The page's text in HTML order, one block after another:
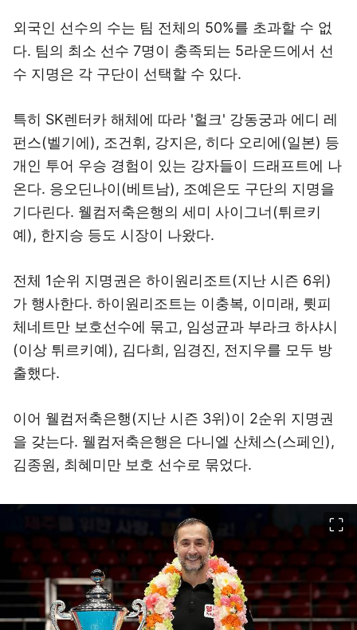
외국인 선수의 수는 팀 전체의 50%를 초과할 수 없
다. 팀의 최소 선수 7명이 충족되는 5라운드에서 선
수 지명은 각 구단이 선택할 수 있다.
특히 SK렌터카 해체에 따라 '헐크' 강동궁과 에디 레
펀스(벨기에), 조건휘, 강지은, 히다 오리에(일본) 등
개인 투어 우승 경험이 있는 강자들이 드래프트에 나
온다. 응오딘나이(베트남), 조예은도 구단의 지명을
기다린다. 웰컴저축은행의 세미 사이그너(튀르키
예), 한지승 등도 시장이 나왔다.
전체 1순위 지명권은 하이원리조트(지난 시즌 6위)
가 행사한다. 하이원리조트는 이충복, 이미래, 륏피
체네트만 보호선수에 묶고, 임성균과 부라크 하샤시
(이상 튀르키예), 김다희, 임경진, 전지우를 모두 방
출했다.
이어 웰컴저축은행(지난 시즌 3위)이 2순위 지명권
을 갖는다. 웰컴저축은행은 다니엘 산체스(스페인),
김종원, 최혜미만 보호 선수로 묶었다.